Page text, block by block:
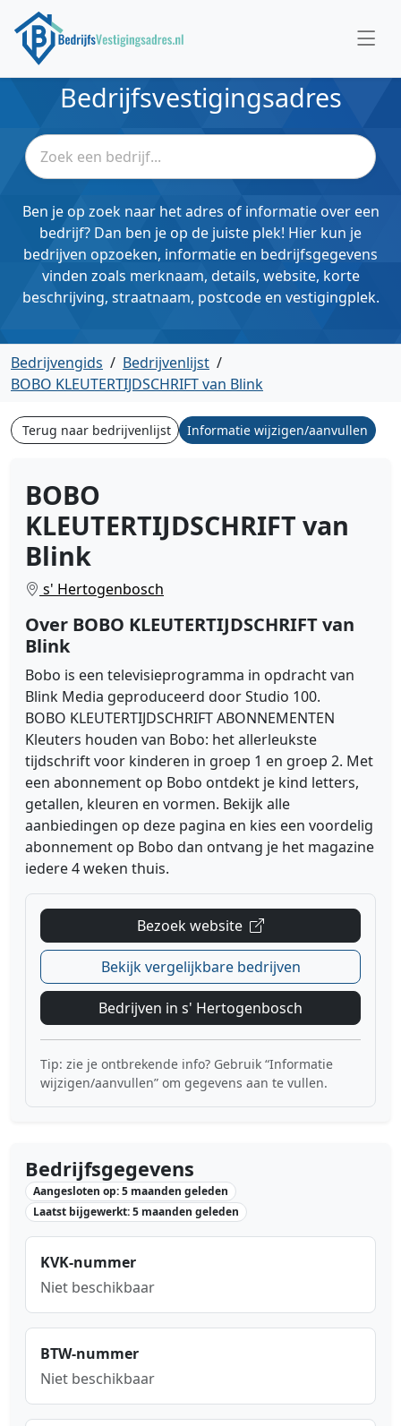
Bedrijfsvestigingsadres
Ben je op zoek naar het adres of informatie over een
bedrijf? Dan ben je op de juiste plek! Hier kun je
bedrijven opzoeken, informatie en bedrijfsgegevens
vinden zoals merknaam, details, website, korte
beschrijving, straatnaam, postcode en vestigingplek.
Bedrijvengids / Bedrijvenlijst /
BOBO KLEUTERTIJDSCHRIFT van Blink
Terug naar bedrijvenlijst Informatie wijzigen/aanvullen
BOBO
KLEUTERTIJDSCHRIFT van
Blink
s' Hertogenbosch
Over BOBO KLEUTERTIJDSCHRIFT van
Blink
Bobo is een televisieprogramma in opdracht van
Blink Media geproduceerd door Studio 100.
BOBO KLEUTERTIJDSCHRIFT ABONNEMENTEN
Kleuters houden van Bobo: het allerleukste
tijdschrift voor kinderen in groep 1 en groep 2. Met
een abonnement op Bobo ontdekt je kind letters,
getallen, kleuren en vormen. Bekijk alle
aanbiedingen op deze pagina en kies een voordelig
abonnement op Bobo dan ontvang je het magazine
iedere 4 weken thuis.
Bezoek website
Bekijk vergelijkbare bedrijven
Bedrijven in s' Hertogenbosch
Tip: zie je ontbrekende info? Gebruik “Informatie
wijzigen/aanvullen” om gegevens aan te vullen.
Bedrijfsgegevens
Aangesloten op: 5 maanden geleden
Laatst bijgewerkt: 5 maanden geleden
KVK-nummer
Niet beschikbaar
BTW-nummer
Niet beschikbaar